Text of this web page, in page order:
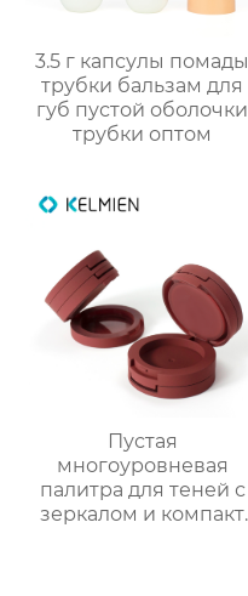
3.5 г капсулы помады
трубки бальзам для
губ пустой оболочки
трубки оптом
Пустая
многоуровневая
палитра для теней с
зеркалом и компакт